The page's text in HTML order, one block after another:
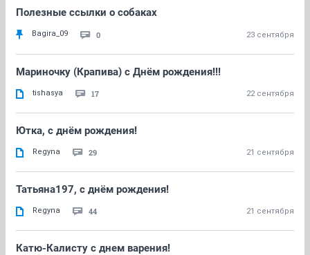
Полезные ссылки о собаках
Bagira_09 0 23 сентября
Мариночку (Крапива) с Днём рождения!!!
tishasya 17 22 сентября
Ютка, с днём рождения!
Regyna 29 21 сентября
Татьяна197, с днём рождения!
Regyna 44 21 сентября
Катю-Калисту с днем варения!